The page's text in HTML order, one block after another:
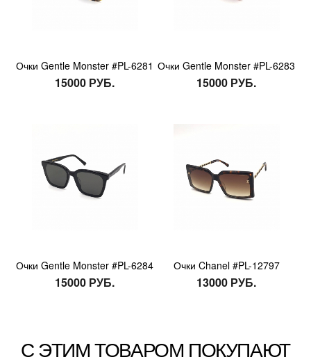
Очки Gentle Monster #PL-6281
15000 РУБ.
Очки Gentle Monster #PL-6283
15000 РУБ.
Очки Gentle Monster #PL-6284
15000 РУБ.
Очки Chanel #PL-12797
13000 РУБ.
С ЭТИМ ТОВАРОМ ПОКУПАЮТ